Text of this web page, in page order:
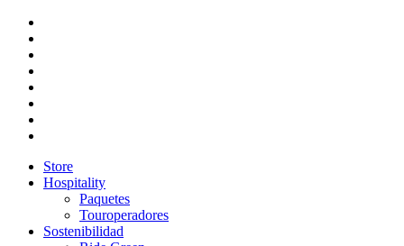
Store
Hospitality
Paquetes
Touroperadores
Sostenibilidad